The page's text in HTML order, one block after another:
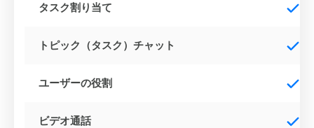
タスク割り当て
トピック（タスク）チャット
ユーザーの役割
ビデオ通話